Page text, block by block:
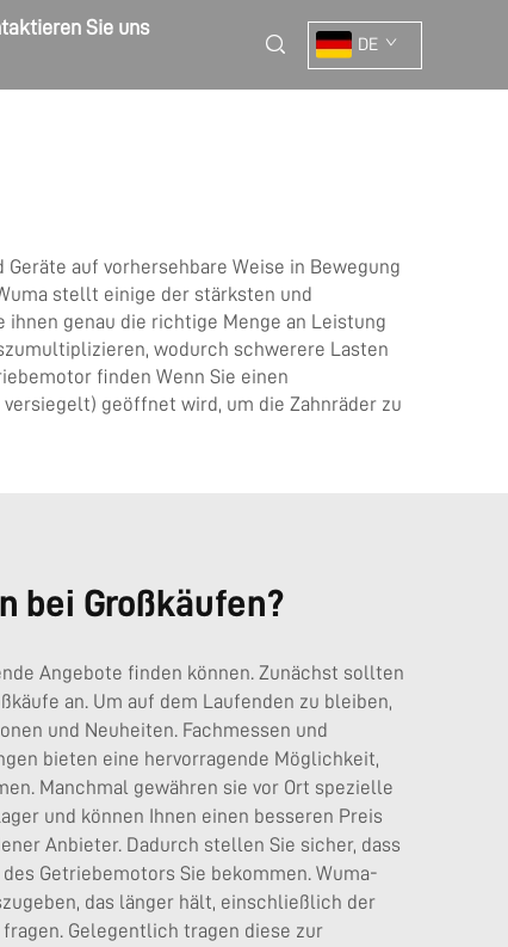
Sie uns
DE
auf vorhersehbare Weise in Bewegung
stellt einige der stärksten und
genau die richtige Menge an Leistung
wodurch schwerere Lasten
finden Wenn Sie einen
geöffnet wird, um die Zahnräder zu
bei Großkäufen?
Angebote finden können. Zunächst sollten
an. Um auf dem Laufenden zu bleiben,
und Neuheiten. Fachmessen und
bieten eine hervorragende Möglichkeit,
Manchmal gewähren sie vor Ort spezielle
und können Ihnen einen besseren Preis
Anbieter. Dadurch stellen Sie sicher, dass
Getriebemotors Sie bekommen. Wuma-
das länger hält, einschließlich der
Gelegentlich tragen diese zur